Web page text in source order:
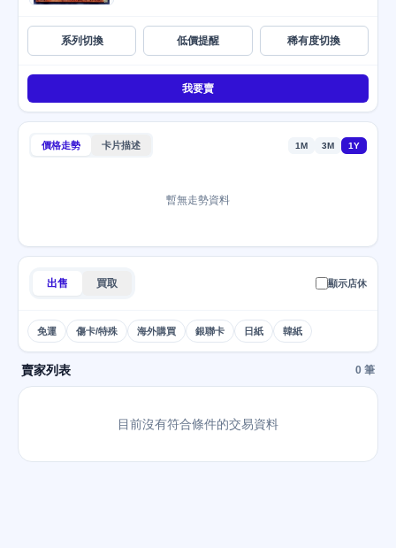
系列切換 低價提醒 稀有度切換
我要賣
價格走勢 卡片描述 1M 3M 1Y
暫無走勢資料
出售 買取 顯示店休
免運 傷卡/特殊 海外購買 銀聯卡 日紙 韓紙
賣家列表 0 筆
目前沒有符合條件的交易資料